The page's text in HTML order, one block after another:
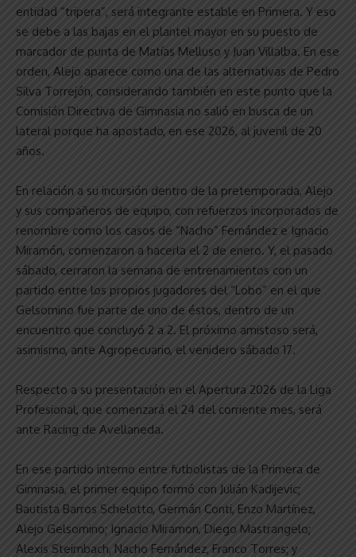
entidad “tripera”, será integrante estable en Primera. Y eso
se debe a las bajas en el plantel mayor en su puesto de
marcador de punta de Matías Melluso y Juan Villalba. En ese
orden, Alejo aparece como una de las alternativas de Pedro
Silva Torrejón, considerando también en este punto que la
Comisión Directiva de Gimnasia no salió en busca de un
lateral porque ha apostado, en ese 2026, al juvenil de 20
años.
En relación a su incursión dentro de la pretemporada, Alejo
y sus compañeros de equipo, con refuerzos incorporados de
renombre como los casos de “Nacho” Fernández e Ignacio
Miramón, comenzaron a hacerla el 2 de enero. Y, el pasado
sábado, cerraron la semana de entrenamientos con un
partido entre los propios jugadores del “Lobo” en el que
Gelsomino fue parte de uno de éstos, dentro de un
encuentro que concluyó 2 a 2. El próximo amistoso será,
asimismo, ante Agropecuario, el venidero sábado 17.
Respecto a su presentación en el Apertura 2026 de la Liga
Profesional, que comenzará el 24 del corriente mes, será
ante Racing de Avellaneda.
En ese partido interno entre futbolistas de la Primera de
Gimnasia, el primer equipo formó con Julián Kadijevic;
Bautista Barros Schelotto, Germán Conti, Enzo Martínez,
Alejo Gelsomino; Ignacio Miramon, Diego Mastrangelo;
Alexis Steimbach, Nacho Fernández, Franco Torres; y